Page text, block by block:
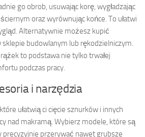
go obrob, usuwając korę, wygładzając
oraz wyrównując końce. To ułatwi
Alternatywnie możesz kupić
budowlanym lub rękodzielniczym.
to podstawa nie tylko trwałej
podczas pracy.
i narzędzia
ułatwią ci cięcie sznurków i innych
nad makramą. Wybierz modele, które są
precyzyjnie przerywać nawet grubsze